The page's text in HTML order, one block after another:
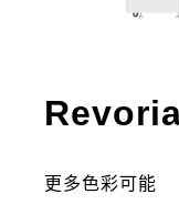
更多色彩可能